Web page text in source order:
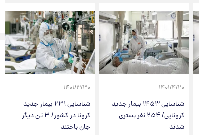
۱۴۰۱/۴/۲۰
شناسایی ۱۴۵۳ بیمار جدید
کرونایی/ ۲۵۴ نفر بستری
شدند
۱۴۰۱/۳/۳۰
شناسایی ۲۳۱ بیمار جدید
کرونا در کشور/ ۳ تن دیگر
جان باختند